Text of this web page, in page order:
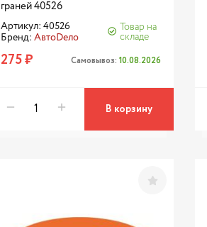
граней 40526
Артикул: 40526
Бренд: АвтоDело
Товар на
складе
275 ₽ Самовывоз:10.08.2026
В корзину